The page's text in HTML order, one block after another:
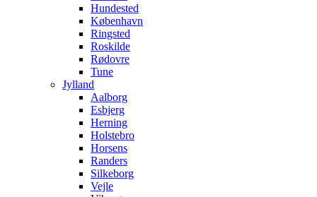
Hundested
København
Ringsted
Roskilde
Rødovre
Tune
Jylland
Aalborg
Esbjerg
Herning
Holstebro
Horsens
Randers
Silkeborg
Vejle